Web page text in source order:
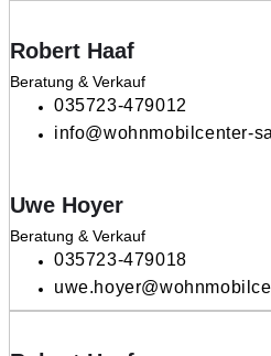
Robert Haaf
Beratung & Verkauf
035723-479012
info@wohnmobilcenter-
Uwe Hoyer
Beratung & Verkauf
035723-479018